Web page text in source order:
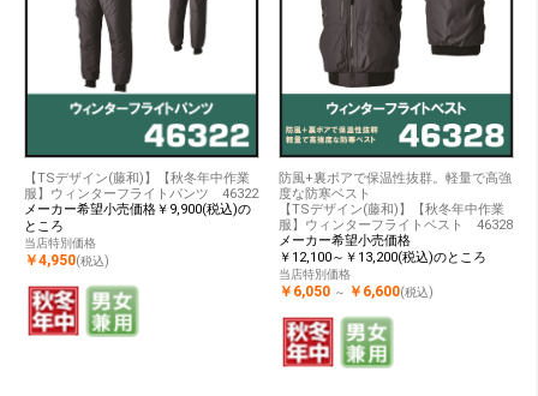
【TSデザイン(藤和)】【秋冬年中作業
服】ウィンターフライトパンツ 46322
メーカー希望小売価格￥9,900(税込)の
ところ
当店特別価格
￥4,950(税込)
防風+裏ボアで保温性抜群。軽量で高強
度な防寒ベスト
【TSデザイン(藤和)】【秋冬年中作業
服】ウィンターフライトベスト 46328
メーカー希望小売価格
￥12,100～￥13,200(税込)のところ
当店特別価格
￥6,050 ～ ￥6,600(税込)